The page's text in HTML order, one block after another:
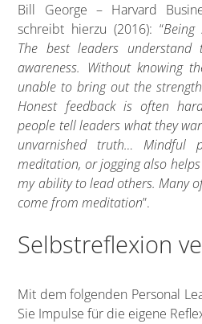
Bill George – Harvard
schreibt hierzu (2016): “Being
The best leaders
awareness. Without knowing
unable to bring out the
Honest feedback is often
people tell leaders what they
unvarnished truth… Mindful
meditation, or jogging also
my ability to lead others. Many
come from meditation”.
Selbstreflexion
Mit dem folgenden Personal
Sie Impulse für die eigene